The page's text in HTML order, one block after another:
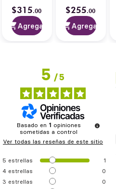
$315.00
Agregar
con
Caballito
$255.00
Agregar
5/5
Basado en 1
opiniones
sometidas a control
Ver todas las reseñas de este sitio
5 estrellas
1
4 estrellas
0
3 estrellas
0